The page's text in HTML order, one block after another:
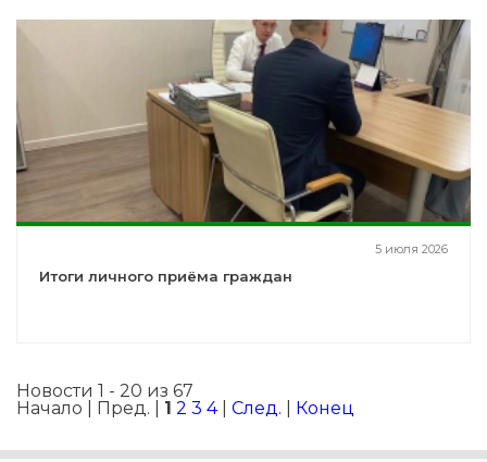
5 июля 2026
Итоги личного приёма граждан
Новости 1 - 20 из 67
Начало | Пред. | 1 2 3 4| След. Конец